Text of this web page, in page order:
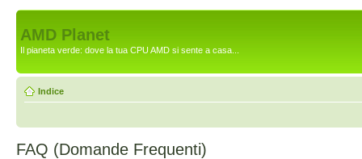
AMD Planet
Il pianeta verde: dove la tua CPU AMD si sente a casa...
Indice
FAQ (Domande Frequenti)